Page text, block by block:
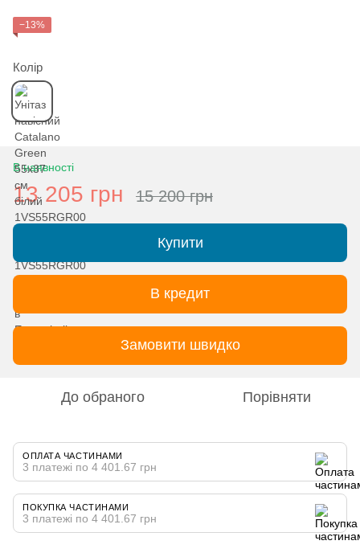
−13%
Колір
В наявності
13 205 грн 15 200 грн
Купити
В кредит
Замовити швидко
До обраного Порівняти
ОПЛАТА ЧАСТИНАМИ
3 платежі по 4 401.67 грн
ПОКУПКА ЧАСТИНАМИ
3 платежі по 4 401.67 грн